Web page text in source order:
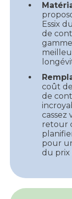
Essix
de
coût
de
cassez
retour
pour
du prix